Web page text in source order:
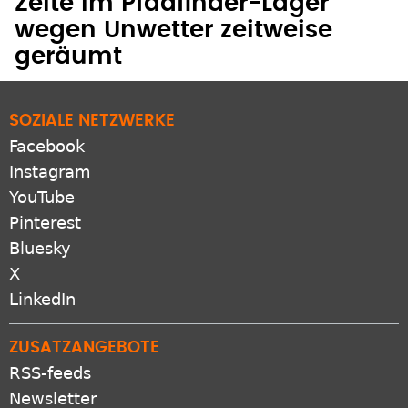
wegen Unwetter zeitweise
geräumt
Facebook
Instagram
YouTube
Pinterest
Bluesky
X
LinkedIn
RSS-feeds
Newsletter